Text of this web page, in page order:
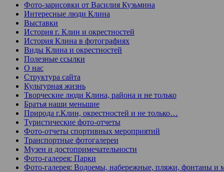
Фото-зарисовки от Василия Кузьмина
Интересные люди Клина
Выставки
История г. Клин и окрестностей
История Клина в фотографиях
Виды Клина и окрестностей
Полезные ссылки
О нас
Структура сайта
Культурная жизнь
Творческие люди Клина, района и не только
Братья наши меньшие
Природа г.Клин, окрестностей и не только…
Туристические фото-отчеты
Фото-отчеты спортивных мероприятий
Транспортные фотогалереи
Музеи и достопримечательности
Фото-галерея: Парки
Фото-галерея: Водоемы, набережные, пляжи, фонтаны и